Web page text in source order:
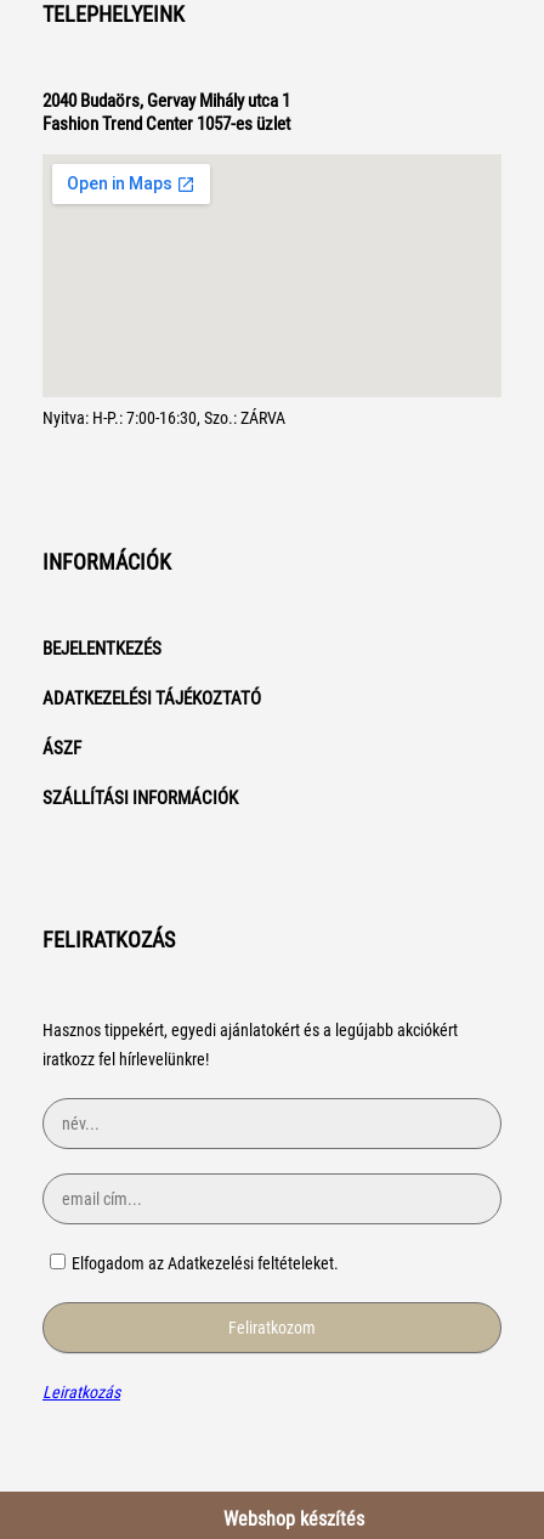
TELEPHELYEINK
2040 Budaörs, Gervay Mihály utca 1
Fashion Trend Center 1057-es üzlet
Nyitva: H-P.: 7:00-16:30, Szo.: ZÁRVA
INFORMÁCIÓK
BEJELENTKEZÉS
ADATKEZELÉSI TÁJÉKOZTATÓ
ÁSZF
SZÁLLÍTÁSI INFORMÁCIÓK
FELIRATKOZÁS
Hasznos tippekért, egyedi ajánlatokért és a legújabb akciókért
iratkozz fel hírlevelünkre!
Elfogadom az Adatkezelési feltételeket.
Leiratkozás
Webshop készítés